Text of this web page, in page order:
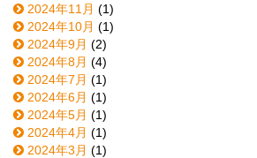
2024年11月 (1)
2024年10月 (1)
2024年9月 (2)
2024年8月 (4)
2024年7月 (1)
2024年6月 (1)
2024年5月 (1)
2024年4月 (1)
2024年3月 (1)